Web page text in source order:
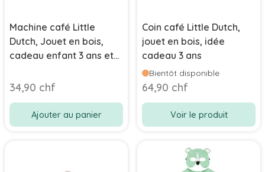
Machine café Little
Dutch, Jouet en bois,
cadeau enfant 3 ans et
34,90 chf
Ajouter au panier
Coin café Little Dutch,
jouet en bois, idée
cadeau 3 ans
Bientôt disponible
64,90 chf
Voir le produit